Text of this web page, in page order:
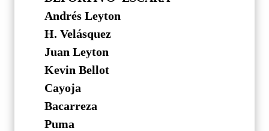
Andrés Leyton
H. Velásquez
Juan Leyton
Kevin Bellot
Cayoja
Bacarreza
Puma